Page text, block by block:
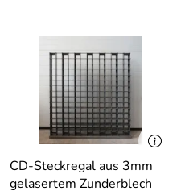
CD-Steckregal aus 3mm
gelasertem Zunderblech